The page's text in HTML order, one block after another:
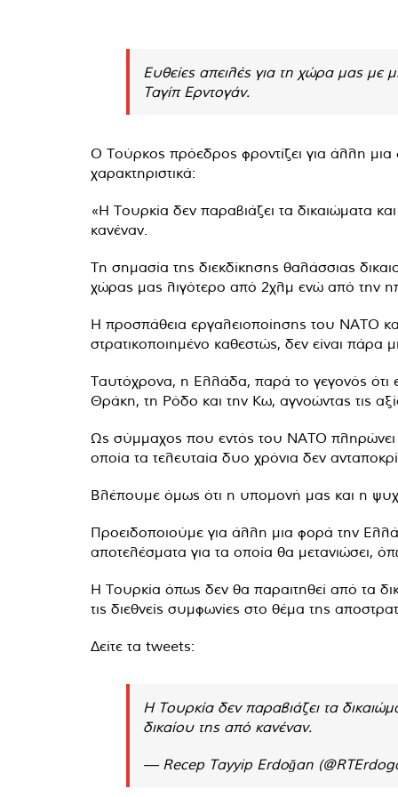
Ευθείες απειλές για τη χώρα μας με
Ταγίπ Ερντογάν.
Ο Τούρκος πρόεδρος φροντίζει για άλλη
χαρακτηριστικά:
«Η Τουρκία δεν παραβιάζει τα δικαιώματα
κανέναν.
Τη σημασία της διεκδίκησης θαλάσσιας
χώρας μας λιγότερο από 2χλμ ενώ από την
Η προσπάθεια εργαλειοποίησης του ΝΑΤΟ
στρατικοποιημένο καθεστώς, δεν είναι πάρα
Ταυτόχρονα, η Ελλάδα, παρά το γεγονός ότι
Θράκη, τη Ρόδο και την Κω, αγνοώντας τις
Ως σύμμαχος που εντός του ΝΑΤΟ πληρώνει
οποία τα τελευταία δυο χρόνια δεν
Βλέπουμε όμως ότι η υπομονή μας και η
Προειδοποιούμε για άλλη μια φορά την
αποτελέσματα για τα οποία θα μετανιώσει,
Η Τουρκία όπως δεν θα παραιτηθεί από τα
τις διεθνείς συμφωνίες στο θέμα της
Δείτε τα tweets:
Η Τουρκία δεν παραβιάζει τα
δικαίου της από κανέναν.
— Recep Tayyip Erdoğan